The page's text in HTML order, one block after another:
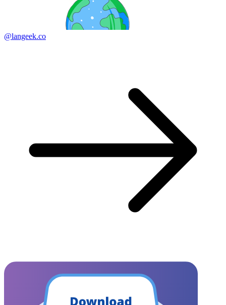
@langeek.co